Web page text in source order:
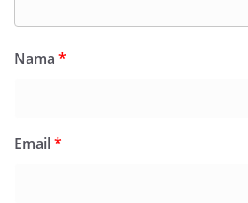
Nama *
Email*